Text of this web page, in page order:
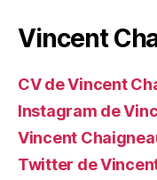
Vincent
CV de Vincent
Instagram de
Vincent
Twitter de